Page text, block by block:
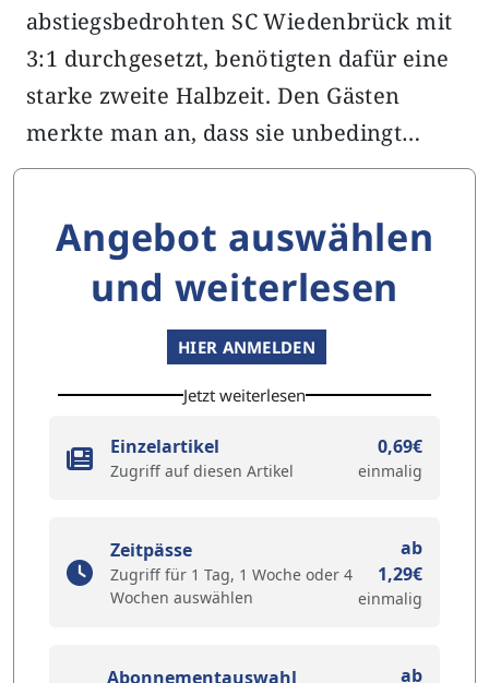
abstiegsbedrohten SC Wiedenbrück mit
3:1 durchgesetzt, benötigten dafür eine
starke zweite Halbzeit. Den Gästen
merkte man an, dass sie unbedingt…
Angebot auswählen
und weiterlesen
HIER ANMELDEN
Jetzt weiterlesen
Einzelartikel
Zugriff auf diesen Artikel
0,69€
einmalig
Zeitpässe
Zugriff für 1 Tag, 1 Woche oder 4
Wochen auswählen
ab
1,29€
einmalig
Abonnementauswahl
ab